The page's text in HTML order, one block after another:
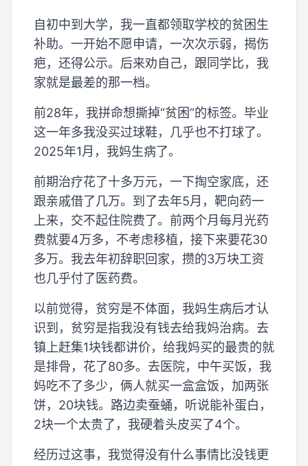
自初中到大学，我一直都领取学校的贫困生
补助。一开始不愿申请，一次次示弱，揭伤
疤，还得公示。后来劝自己，跟同学比，我
家就是最差的那一档。
前28年，我拼命想撕掉“贫困”的标签。毕业
这一年多我没买过球鞋，几乎也不打球了。
2025年1月，我妈生病了。
前期治疗花了十多万元，一下掏空家底，还
跟亲戚借了几万。到了去年5月，靶向药一
上来，交不起住院费了。前两个月每月光药
费就要4万多，不考虑移植，接下来要花30
多万。我去年初辞职回家，攒的3万块工资
也几乎付了医药费。
以前觉得，贫穷是不体面，我妈生病后才认
识到，贫穷是指我没有钱去给我妈治病。去
镇上赶集1块钱都讲价，给我妈买的最贵的就
是排骨，花了80多。去医院，中午买饭，我
妈吃不了多少，俩人就买一盒盒饭，加两张
饼，20块钱。路边卖蚕蛹，听说能补蛋白，
2块一个太贵了，我硬着头皮买了4个。
经历过这事，我觉得没有什么事情比没钱更